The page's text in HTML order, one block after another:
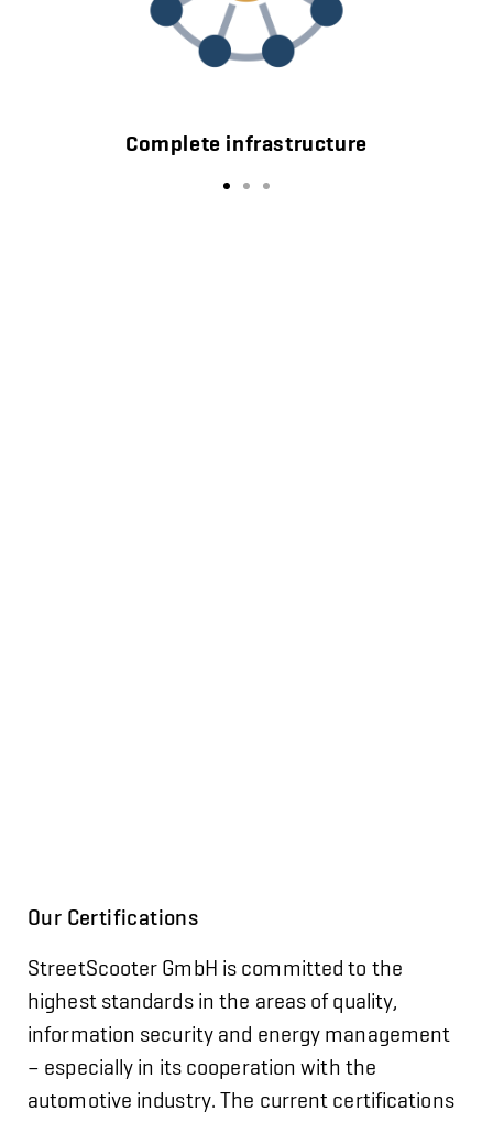
Complete infrastructure
Our Certifications
StreetScooter GmbH is committed to the
highest standards in the areas of quality,
information security and energy management
– especially in its cooperation with the
automotive industry. The current certifications